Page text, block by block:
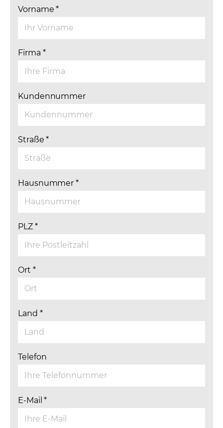
Vorname*
Firma *
Kundennummer
Straße*
Hausnummer*
PLZ *
Ort *
Land *
Telefon
E-Mail*